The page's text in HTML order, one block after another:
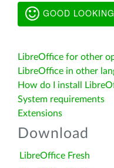
GOOD
LibreOffice for other
LibreOffice in other
How do I install
System requirements
Extensions
Download
LibreOffice Fresh